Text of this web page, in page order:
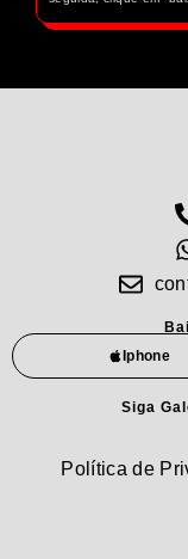
Iphone
Siga
Política de